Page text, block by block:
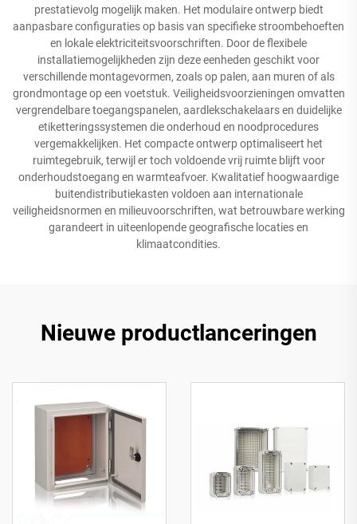
prestatievolg mogelijk maken. Het modulaire ontwerp biedt
aanpasbare configuraties op basis van specifieke stroombehoeften
en lokale elektriciteitsvoorschriften. Door de flexibele
installatiemogelijkheden zijn deze eenheden geschikt voor
verschillende montagevormen, zoals op palen, aan muren of als
grondmontage op een voetstuk. Veiligheidsvoorzieningen omvatten
vergrendelbare toegangspanelen, aardlekschakelaars en duidelijke
etiketteringssystemen die onderhoud en noodprocedures
vergemakkelijken. Het compacte ontwerp optimaliseert het
ruimtegebruik, terwijl er toch voldoende vrij ruimte blijft voor
onderhoudstoegang en warmteafvoer. Kwalitatief hoogwaardige
buitendistributiekasten voldoen aan internationale
veiligheidsnormen en milieuvoorschriften, wat betrouwbare werking
garandeert in uiteenlopende geografische locaties en
klimaatcondities.
Nieuwe productlanceringen